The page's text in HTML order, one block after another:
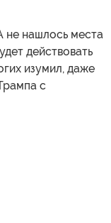
не нашлось места
действовать
изумил, даже
с